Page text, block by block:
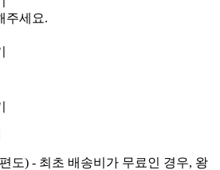
주세요.
도) - 최초 배송비가 무료인 경우, 왕